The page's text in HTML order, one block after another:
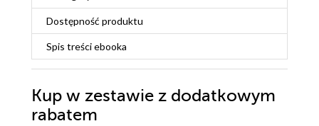
Dostępność produktu
Spis treściebooka
Kup w zestawie z dodatkowym
rabatem